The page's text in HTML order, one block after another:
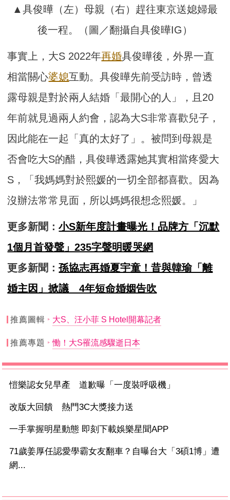
▲具俊曄（左）母親（右）趕往東京送媳婦最
後一程。（圖／翻攝自具俊曄IG）
事實上，大S 2022年再婚具俊曄後，外界一直
相當關心婆媳互動。具俊曄先前受訪時，曾透
露母親是對於兩人結婚「最開心的人」，且20
年前就見過兩人約會，認為大S非常喜歡兒子，
因此能在一起「真的太好了」。被問到母親是
否會吃大S的醋，具俊曄透露她其實相當疼愛大
S，「我媽媽對於熙媛的一切全部都喜歡。因為
沒辦法常常見面，所以媽媽很想念熙媛。」
更多新聞：小S新年度計畫曝光！品牌方「沉默
1個月首發聲」235字聲明暖哭網
更多新聞：孫協志再婚夏宇童！昔與韓瑜「離
婚主因」掀議 4年短命婚姻告吹
推薦圖輯 大S、汪小菲 S Hotel開幕記者
推薦專題 慟！大S罹流感驟逝日本
愷樂認女兒早產 道歉曝「一度裝呼吸機」
改版大回饋 熱門3C大獎接力送
一手掌握明星動態 即刻下載娛樂星聞APP
71歲姜厚任認愛學霸女友翻車？自曝台大「3碩1博」遭
網...